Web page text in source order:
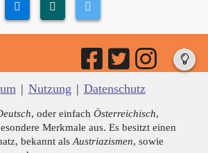
| Nutzung | Datenschutz
, oder einfach Österreichisch,
Merkmale aus. Es besitzt einen
bekannt alsAustriazismen, sowie